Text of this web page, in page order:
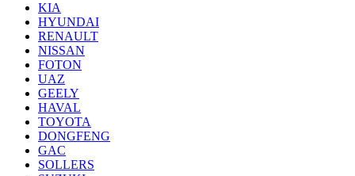
KIA
HYUNDAI
RENAULT
NISSAN
FOTON
UAZ
GEELY
HAVAL
TOYOTA
DONGFENG
GAC
SOLLERS